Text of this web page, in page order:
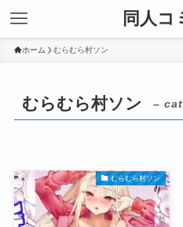
同人コ
ホーム むらむら村ソン
むらむら村ソン –
むらむら村ソン